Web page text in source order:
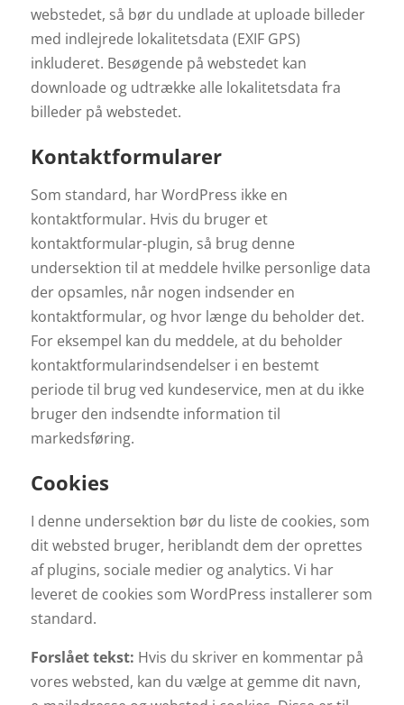
webstedet, så bør du undlade at uploade billeder
med indlejrede lokalitetsdata (EXIF GPS)
inkluderet. Besøgende på webstedet kan
downloade og udtrække alle lokalitetsdata fra
billeder på webstedet.
Kontaktformularer
Som standard, har WordPress ikke en
kontaktformular. Hvis du bruger et
kontaktformular-plugin, så brug denne
undersektion til at meddele hvilke personlige data
der opsamles, når nogen indsender en
kontaktformular, og hvor længe du beholder det.
For eksempel kan du meddele, at du beholder
kontaktformularindsendelser i en bestemt
periode til brug ved kundeservice, men at du ikke
bruger den indsendte information til
markedsføring.
Cookies
I denne undersektion bør du liste de cookies, som
dit websted bruger, heriblandt dem der oprettes
af plugins, sociale medier og analytics. Vi har
leveret de cookies som WordPress installerer som
standard.
Forslået tekst: Hvis du skriver en kommentar på
vores websted, kan du vælge at gemme dit navn,